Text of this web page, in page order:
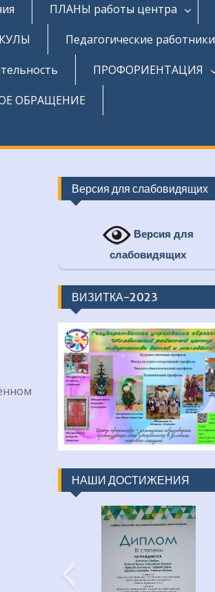
ПЛАНЫ работы центра
Педагогические работники
ПРОФОРИЕНТАЦИЯ
ОБРАЩЕНИЕ
Версия для слабовидящих
Версия для
слабовидящих
ВИЗИТКА-2023
НАШИ ДОСТИЖЕНИЯ